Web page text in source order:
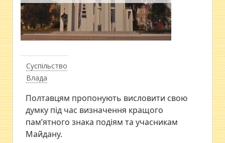
Суспільство
Влада
Полтавцям пропонують висловити свою
думку під час визначення кращого
пам’ятного знака подіям та учасникам
Майдану.